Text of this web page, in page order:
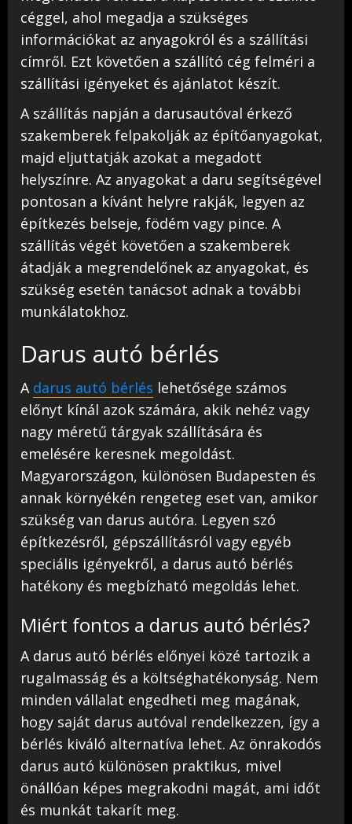
céggel, ahol megadja a szükséges
információkat az anyagokról és a szállítási
címről. Ezt követően a szállító cég felméri a
szállítási igényeket és ajánlatot készít.
A szállítás napján a darusautóval érkező
szakemberek felpakolják az építőanyagokat,
majd eljuttatják azokat a megadott
helyszínre. Az anyagokat a daru segítségével
pontosan a kívánt helyre rakják, legyen az
építkezés belseje, födém vagy pince. A
szállítás végét követően a szakemberek
átadják a megrendelőnek az anyagokat, és
szükség esetén tanácsot adnak a további
munkálatokhoz.
Darus autó bérlés
A darus autó bérlés lehetősége számos
előnyt kínál azok számára, akik nehéz vagy
nagy méretű tárgyak szállítására és
emelésére keresnek megoldást.
Magyarországon, különösen Budapesten és
annak környékén rengeteg eset van, amikor
szükség van darus autóra. Legyen szó
építkezésről, gépszállításról vagy egyéb
speciális igényekről, a darus autó bérlés
hatékony és megbízható megoldás lehet.
Miért fontos a darus autó bérlés?
A darus autó bérlés előnyei közé tartozik a
rugalmasság és a költséghatékonyság. Nem
minden vállalat engedheti meg magának,
hogy saját darus autóval rendelkezzen, így a
bérlés kiváló alternatíva lehet. Az önrakodós
darus autó különösen praktikus, mivel
önállóan képes megrakodni magát, ami időt
és munkát takarít meg.